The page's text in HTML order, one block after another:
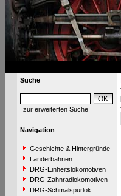
Suche
zur erweiterten Suche
Navigation
Geschichte & Hintergründe
Länderbahnen
DRG-Einheitslokomotiven
DRG-Zahnradlokomotiven
DRG-Schmalspurlok.